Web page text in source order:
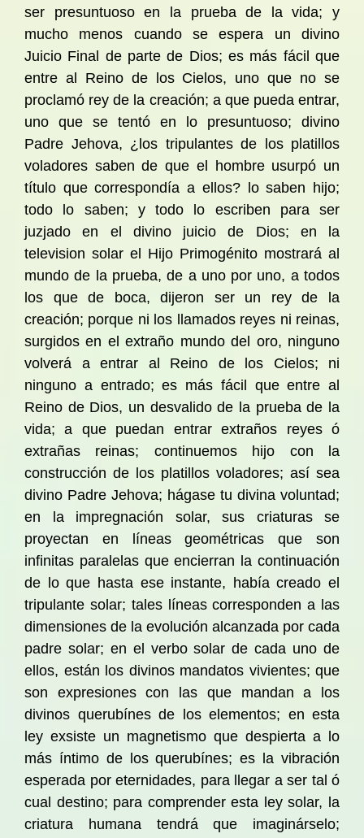
ser presuntuoso en la prueba de la vida; y
mucho menos cuando se espera un divino
Juicio Final de parte de Dios; es más fácil que
entre al Reino de los Cielos, uno que no se
proclamó rey de la creación; a que pueda entrar,
uno que se tentó en lo presuntuoso; divino
Padre Jehova, ¿los tripulantes de los platillos
voladores saben de que el hombre usurpó un
título que correspondía a ellos? lo saben hijo;
todo lo saben; y todo lo escriben para ser
juzjado en el divino juicio de Dios; en la
television solar el Hijo Primogénito mostrará al
mundo de la prueba, de a uno por uno, a todos
los que de boca, dijeron ser un rey de la
creación; porque ni los llamados reyes ni reinas,
surgidos en el extraño mundo del oro, ninguno
volverá a entrar al Reino de los Cielos; ni
ninguno a entrado; es más fácil que entre al
Reino de Dios, un desvalido de la prueba de la
vida; a que puedan entrar extraños reyes ó
extrañas reinas; continuemos hijo con la
construcción de los platillos voladores; así sea
divino Padre Jehova; hágase tu divina voluntad;
en la impregnación solar, sus criaturas se
proyectan en líneas geométricas que son
infinitas paralelas que encierran la continuación
de lo que hasta ese instante, había creado el
tripulante solar; tales líneas corresponden a las
dimensiones de la evolución alcanzada por cada
padre solar; en el verbo solar de cada uno de
ellos, están los divinos mandatos vivientes; que
son expresiones con las que mandan a los
divinos querubínes de los elementos; en esta
ley exsiste un magnetismo que despierta a lo
más íntimo de los querubínes; es la vibración
esperada por eternidades, para llegar a ser tal ó
cual destino; para comprender esta ley solar, la
criatura humana tendrá que imaginárselo;